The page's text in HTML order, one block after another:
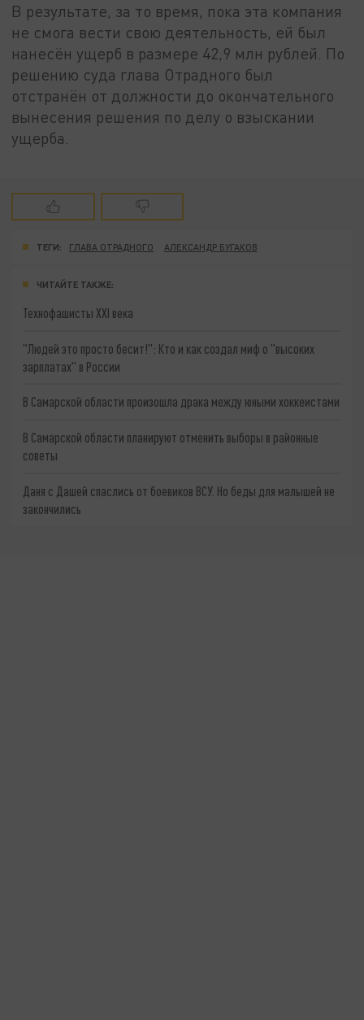
В результате, за то время, пока эта компания
не смога вести свою деятельность, ей был
нанесён ущерб в размере 42,9 млн рублей. По
решению суда глава Отрадного был
отстранён от должности до окончательного
вынесения решения по делу о взыскании
ущерба.
ТЕГИ: ГЛАВА ОТРАДНОГО АЛЕКСАНДР БУГАКОВ
ЧИТАЙТЕ ТАКЖЕ:
Технофашисты XXI века
"Людей это просто бесит!": Кто и как создал миф о "высоких
зарплатах" в России
В Самарской области произошла драка между юными хоккеистами
В Самарской области планируют отменить выборы в районные
советы
Даня с Дашей спаслись от боевиков ВСУ. Но беды для малышей не
закончились